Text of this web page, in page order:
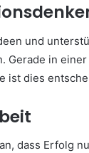
und
Gerade in
ist dies
dass Erfolg